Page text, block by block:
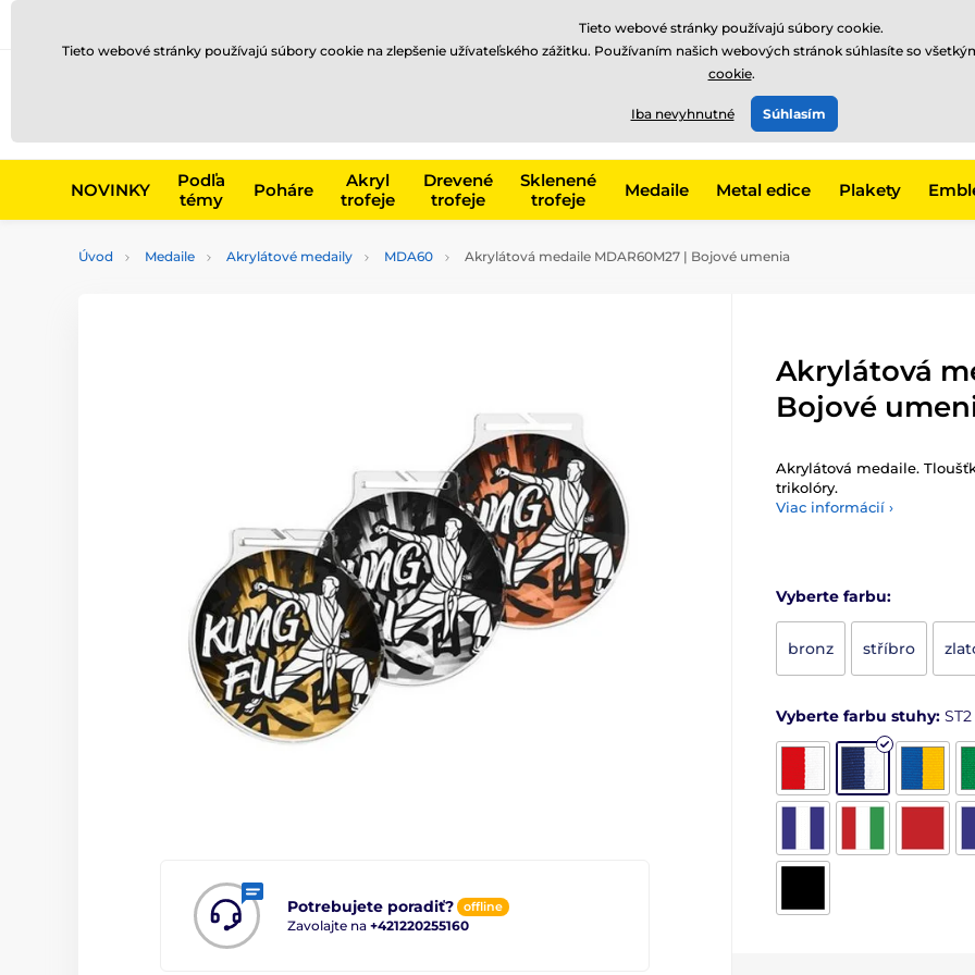
EUR
+421220255160
NOVINKY
Podľa
témy
Poháre
Akryl
trofeje
Drevené
trofeje
Sklenené
trofeje
Medaile Metal edice Plakety
Úvod Medaile Akrylátové medaily MDA60 Akrylátová medaile MDAR60M27 | Bojové umenia
Potrebujete poradiť? offline
Zavolajte na +421220255160
Akrylátová
Bojové
Akrylátová medaile.
trikolóry.
Viac informácií ›
Vyberte farbu:
bronz stříbro
Vyberte farbu stuhy: ST2
Tieto webové stránky používajú súbory cookie.
Tieto webové stránky používajú súbory cookie na zlepšenie užívateľského zážitku. Používaním našich webových stránok súhlasíte so
cookie.
Iba nevyhnutné Súhlasím